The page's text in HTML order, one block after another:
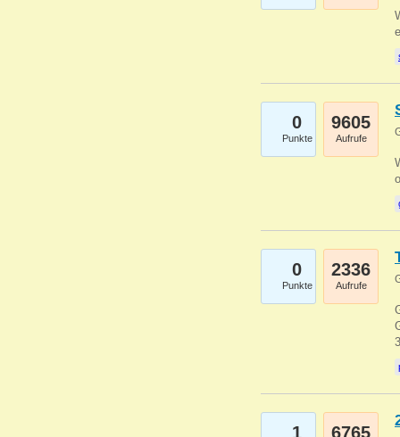
0
Punkte
9605
Aufrufe
0
Punkte
2336
Aufrufe
1 6765